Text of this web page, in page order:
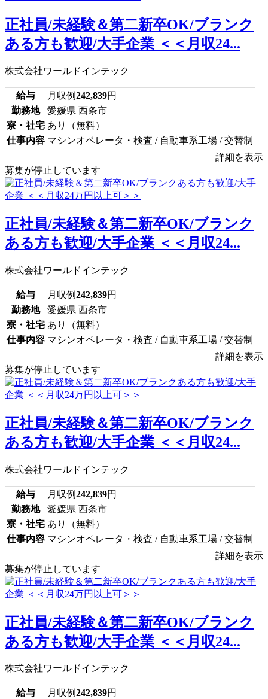
正社員/未経験＆第二新卒OK/ブランク
ある方も歓迎/大手企業 ＜＜月収24...
株式会社ワールドインテック
給与 月収例242,839円
勤務地
愛媛県 西条市
寮・社宅 あり（無料）
仕事内容 マシンオペレータ・検査 / 自動車系工場 / 交替制
詳細を表示
募集が停止しています
正社員/未経験＆第二新卒OK/ブランク
ある方も歓迎/大手企業 ＜＜月収24...
株式会社ワールドインテック
給与 月収例242,839円
勤務地
愛媛県 西条市
寮・社宅 あり（無料）
仕事内容 マシンオペレータ・検査 / 自動車系工場 / 交替制
詳細を表示
募集が停止しています
正社員/未経験＆第二新卒OK/ブランク
ある方も歓迎/大手企業 ＜＜月収24...
株式会社ワールドインテック
給与 月収例242,839円
勤務地
愛媛県 西条市
寮・社宅 あり（無料）
仕事内容 マシンオペレータ・検査 / 自動車系工場 / 交替制
詳細を表示
募集が停止しています
正社員/未経験＆第二新卒OK/ブランク
ある方も歓迎/大手企業 ＜＜月収24...
株式会社ワールドインテック
給与 月収例242,839円